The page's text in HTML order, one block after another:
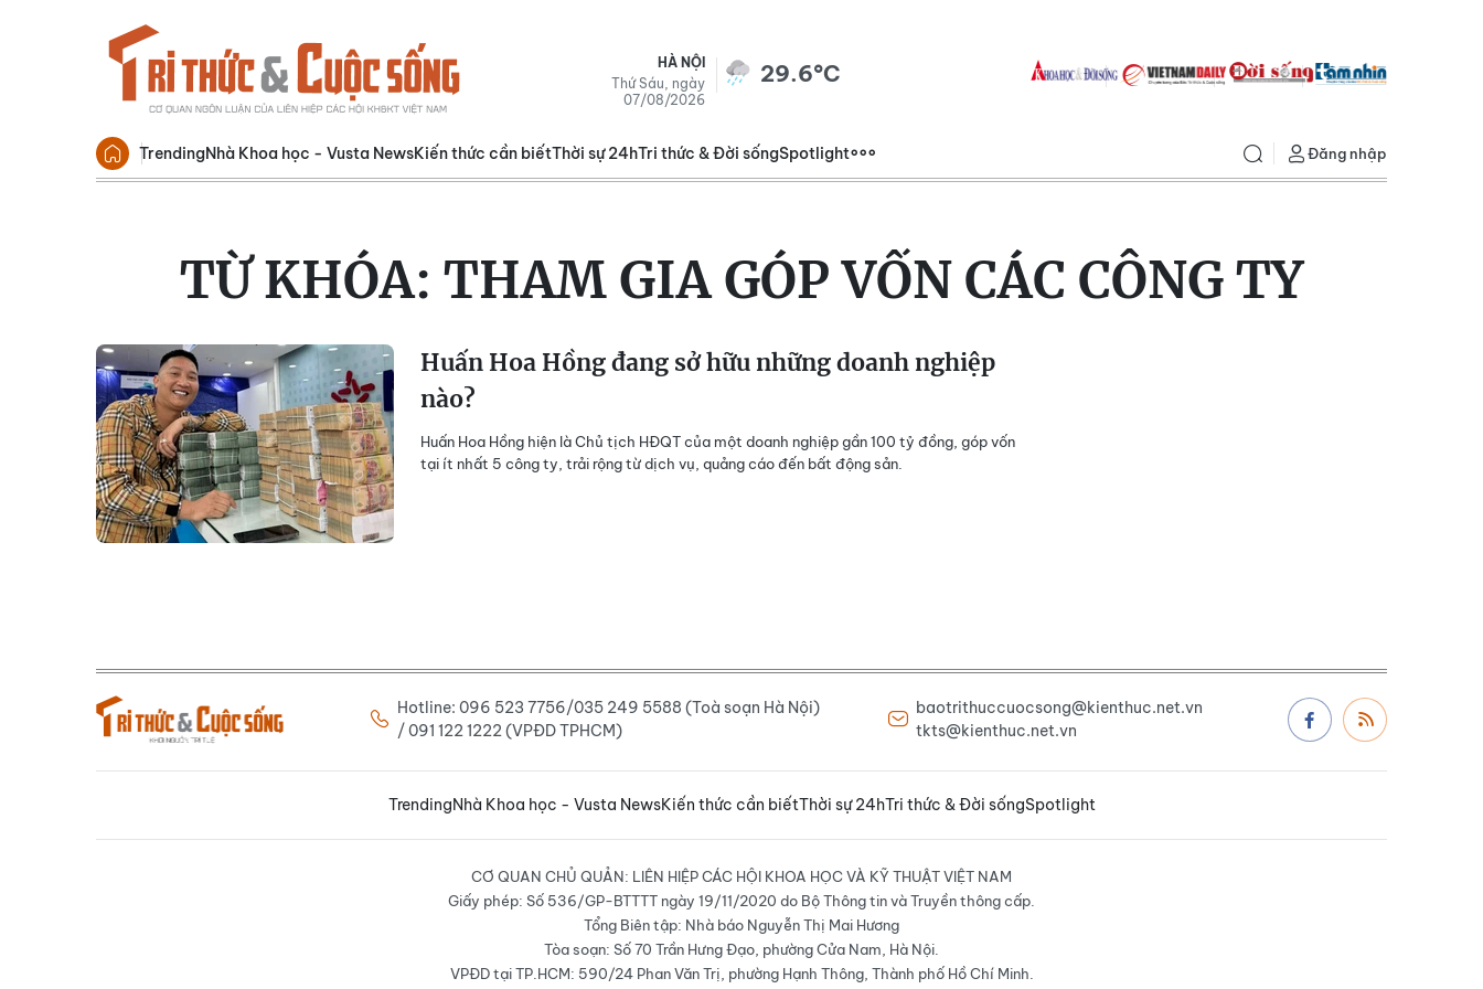
HÀ NỘI
Thứ Sáu, ngày
07/08/2026
29.6°C
TrendingNhà Khoa học - Vusta NewsKiến thức cần biếtThời sự 24hTri thức & Đời sốngSpotlight Đăng nhập
TỪ KHÓA: THAM GIA GÓP VỐN CÁC CÔNG TY
Huấn Hoa Hồng đang sở hữu những doanh nghiệp
nào?
Huấn Hoa Hồng hiện là Chủ tịch HĐQT của một doanh nghiệp gần 100 tỷ đồng, góp vốn
tại ít nhất 5 công ty, trải rộng từ dịch vụ, quảng cáo đến bất động sản.
Hotline: 096 523 7756/035 249 5588 (Toà soạn Hà Nội)
/ 091 122 1222 (VPĐD TPHCM)
baotrithuccuocsong@kienthuc.net.vn
tkts@kienthuc.net.vn
TrendingNhà Khoa học - Vusta NewsKiến thức cần biếtThời sự 24hTri thức & Đời sốngSpotlight
CƠ QUAN CHỦ QUẢN: LIÊN HIỆP CÁC HỘI KHOA HỌC VÀ KỸ THUẬT VIỆT NAM
Giấy phép: Số 536/GP-BTTTT ngày 19/11/2020 do Bộ Thông tin và Truyền thông cấp.
Tổng Biên tập: Nhà báo Nguyễn Thị Mai Hương
Tòa soạn: Số 70 Trần Hưng Đạo, phường Cửa Nam, Hà Nội.
VPĐD tại TP.HCM: 590/24 Phan Văn Trị, phường Hạnh Thông, Thành phố Hồ Chí Minh.